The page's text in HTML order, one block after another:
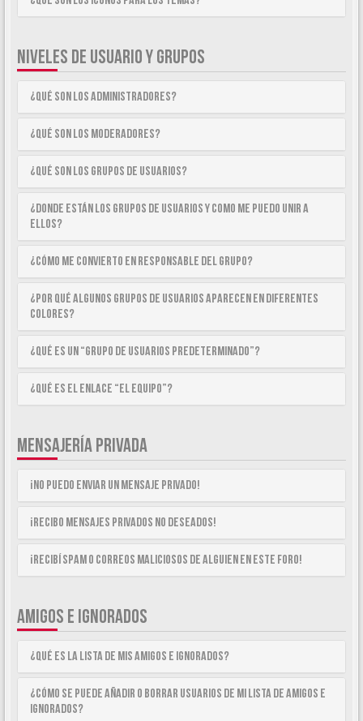
NIVELES DE USUARIO Y GRUPOS
¿Qué son los Administradores?
¿Qué son los Moderadores?
¿Qué son los Grupos de Usuarios?
¿Donde están los Grupos de Usuarios y como me puedo unir a
ellos?
¿Cómo me convierto en Responsable del Grupo?
¿Por qué algunos Grupos de Usuarios aparecen en diferentes
colores?
¿Qué es un “Grupo de Usuarios predeterminado”?
¿Qué es el enlace “El equipo”?
MENSAJERÍA PRIVADA
¡No puedo enviar un mensaje privado!
¡Recibo mensajes privados no deseados!
¡Recibí spam o correos maliciosos de alguien en este foro!
AMIGOS E IGNORADOS
¿Qué es la lista de Mis Amigos e Ignorados?
¿Cómo se puede añadir o borrar usuarios de mi lista de Amigos e
Ignorados?